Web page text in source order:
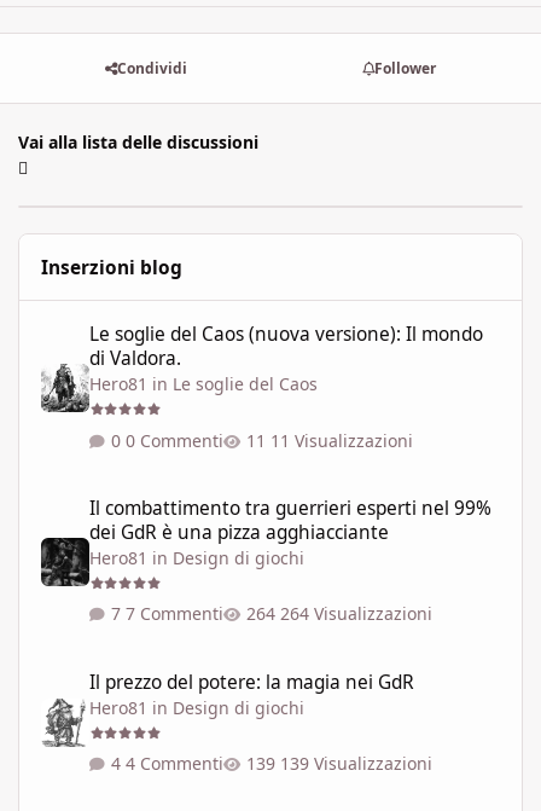
Condividi Follower
Vai alla lista delle discussioni
Inserzioni blog
Le soglie del Caos (nuova versione): Il mondo
di Valdora.
Hero81 in Le soglie del Caos
0 Commenti 11 Visualizzazioni
Il combattimento tra guerrieri esperti nel 99%
dei GdR è una pizza agghiacciante
Hero81 in Design di giochi
7 Commenti 264 Visualizzazioni
Il prezzo del potere: la magia nei GdR
Hero81 in Design di giochi
4 Commenti 139 Visualizzazioni